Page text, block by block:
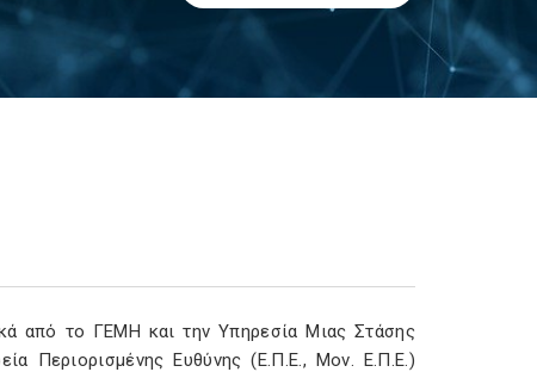
από το ΓΕΜΗ και την Υπηρεσία Μιας Στάσης
Περιορισμένης Ευθύνης (Ε.Π.Ε., Μον. Ε.Π.Ε.)